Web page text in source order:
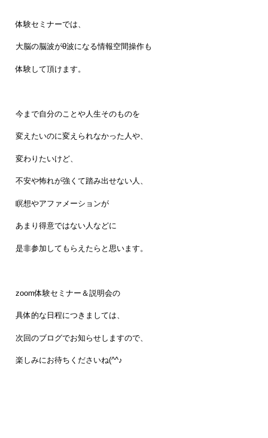
体験セミナーでは、
大脳の脳波がθ波になる情報空間操作も
体験して頂けます。
今まで自分のことや人生そのものを
変えたいのに変えられなかった人や、
変わりたいけど、
不安や怖れが強くて踏み出せない人、
瞑想やアファメーションが
あまり得意ではない人などに
是非参加してもらえたらと思います。
zoom体験セミナー＆説明会の
具体的な日程につきましては、
次回のブログでお知らせしますので、
楽しみにお待ちくださいね(^^♪